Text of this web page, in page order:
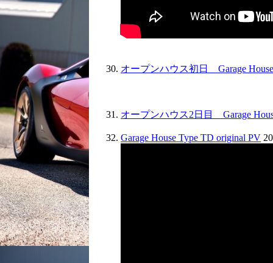
オープンハウス初日 Garage
オープンハウス2日目 Garage
Garage House Type TD original PV